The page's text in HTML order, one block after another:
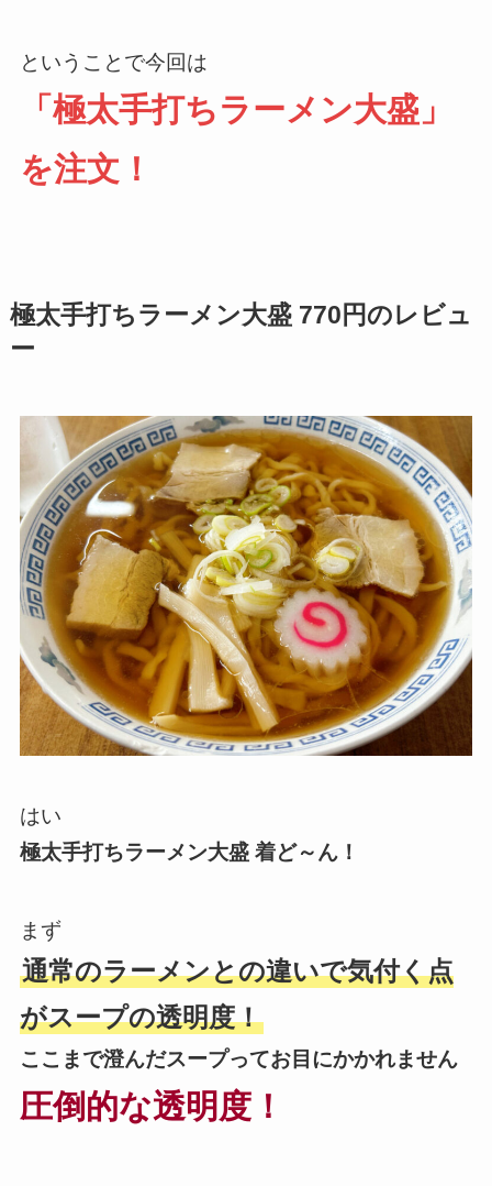
ということで今回は
「極太手打ちラーメン大盛」
を注文！
極太手打ちラーメン大盛 770円のレビュ
ー
はい
極太手打ちラーメン大盛 着ど～ん！
まず
通常のラーメンとの違いで気付く点
がスープの透明度！
ここまで澄んだスープってお目にかかれません
圧倒的な透明度！